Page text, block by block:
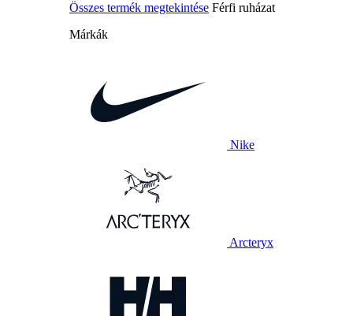
Összes termék megtekintése Férfi ruházat
Márkák
Nike
Arcteryx